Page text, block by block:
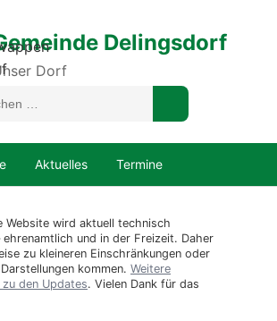
Delingsdorf
Dorf
Aktuelles Termine
Website wird aktuell technisch
ehrenamtlich und in der Freizeit. Daher
zu kleineren Einschränkungen oder
kommen. Weitere
den Updates. Vielen Dank für das